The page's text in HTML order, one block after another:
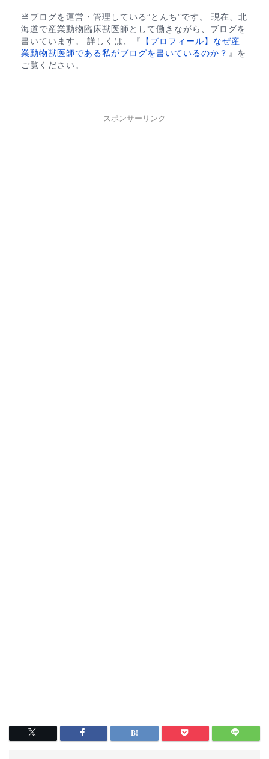
当ブログを運営・管理している”とんち”です。 現在、北
海道で産業動物臨床獣医師として働きながら、ブログを
書いています。 詳しくは、『
【プロフィール】なぜ産
業動物獣医師である私がブログを書いているのか？ 』を
ご覧ください。
スポンサーリンク